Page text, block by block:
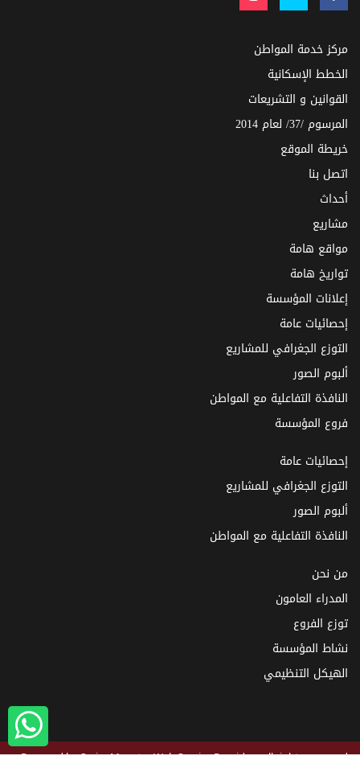
مركز خدمة المواطن
الخطط الإسكانية
القوانين و التشريعات
المرسوم /37/ لعام 2014
خريطة الموقع
اتصل بنا
أحداث
مشاريع
مواقع هامة
تواريخ هامة
إعلانات المؤسسة
إحصائيات عامة
التوزع الجغرافي للمشاريع
ألبوم الصور
النافذة التفاعلية مع المواطن
فروع المؤسسة
إحصائيات عامة
التوزع الجغرافي للمشاريع
ألبوم الصور
النافذة التفاعلية مع المواطن
من نحن
المدراء العامون
توزع الفروع
نشاط المؤسسة
الهيكل التنظيمي
Powered bySyrianMonsterWeb Service Provider - all rights reserved